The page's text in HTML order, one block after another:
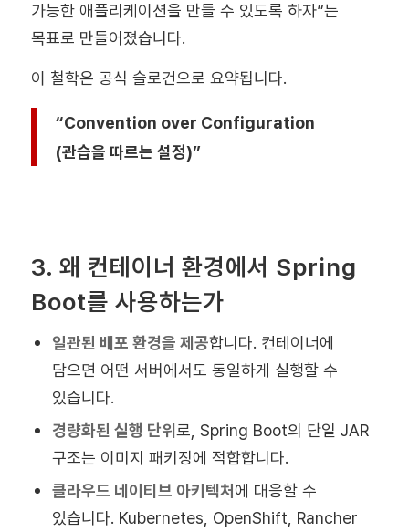
가능한 애플리케이션을 만들 수 있도록 하자”는
목표로 만들어졌습니다.
이 철학은 공식 슬로건으로 요약됩니다.
“Convention over Configuration
(관습을 따르는 설정)”
3. 왜 컨테이너 환경에서 Spring
Boot를 사용하는가
일관된 배포 환경을 제공합니다. 컨테이너에
담으면 어떤 서버에서도 동일하게 실행할 수
있습니다.
경량화된 실행 단위로, Spring Boot의 단일 JAR
구조는 이미지 패키징에 적합합니다.
클라우드 네이티브 아키텍처에 대응할 수
있습니다. Kubernetes, OpenShift, Rancher